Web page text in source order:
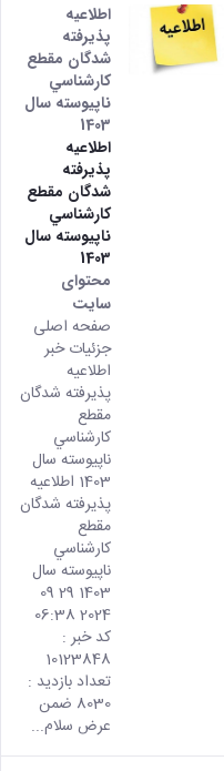
اطلاعیه
پذيرفته
شدگان مقطع
كارشناسي
ناپيوسته سال
1403
اطلاعیه
پذيرفته
شدگان مقطع
كارشناسي
ناپيوسته سال
1403
محتوای
سایت
صفحه اصلی
جزئیات خبر
اطلاعیه
پذيرفته شدگان
مقطع
كارشناسي
ناپيوسته سال
1403 اطلاعیه
پذيرفته شدگان
مقطع
كارشناسي
ناپيوسته سال
1403 29 09
2024 06:38
کد خبر :
10123848
تعداد بازدید :
8030 ضمن
عرض سلام...